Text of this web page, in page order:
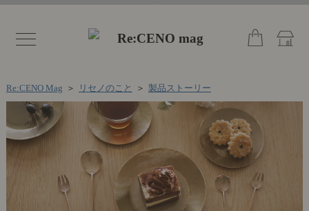
toggle
navigation
Re:CENO Mag ＞ リセノのこと ＞ 製品ストーリー